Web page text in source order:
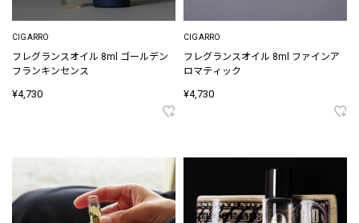
CIGARRO
フレグランスオイル 8ml ゴールデン
フランキンセンス
¥4,730
CIGARRO
フレグランスオイル 8ml ファインア
ロマティック
¥4,730